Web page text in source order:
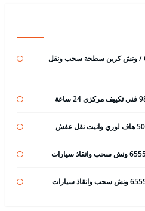
ونش ابو حليفة رقم / 65557275 / ونش كرين سطحة سحب ونقل